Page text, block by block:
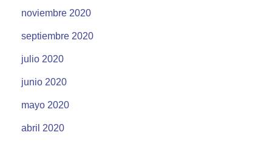
noviembre 2020
septiembre 2020
julio 2020
junio 2020
mayo 2020
abril 2020